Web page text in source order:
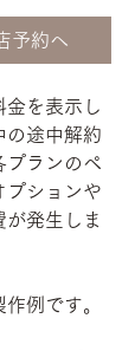
予約へ
を表示し
の途中解約
プランのペ
プションや
が発生しま
例です。